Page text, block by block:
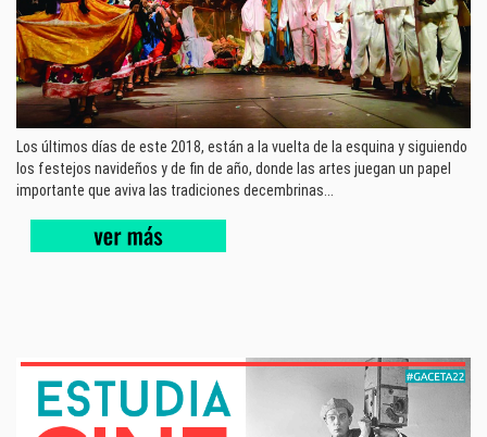
Los últimos días de este 2018, están a la vuelta de la esquina y siguiendo
los festejos navideños y de fin de año, donde las artes juegan un papel
importante que aviva las tradiciones decembrinas...